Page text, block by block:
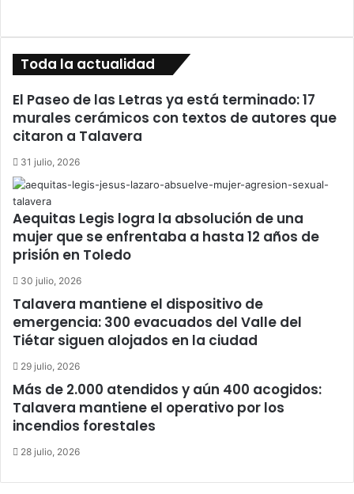
Toda la actualidad
El Paseo de las Letras ya está terminado: 17
murales cerámicos con textos de autores que
citaron a Talavera
31 julio, 2026
Aequitas Legis logra la absolución de una
mujer que se enfrentaba a hasta 12 años de
prisión en Toledo
30 julio, 2026
Talavera mantiene el dispositivo de
emergencia: 300 evacuados del Valle del
Tiétar siguen alojados en la ciudad
29 julio, 2026
Más de 2.000 atendidos y aún 400 acogidos:
Talavera mantiene el operativo por los
incendios forestales
28 julio, 2026